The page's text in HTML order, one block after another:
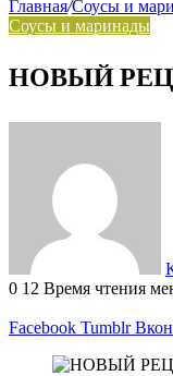
Главная/Соусы и
Соусы и маринады
НОВЫЙ
0 12 Время чтения
Facebook Tumblr